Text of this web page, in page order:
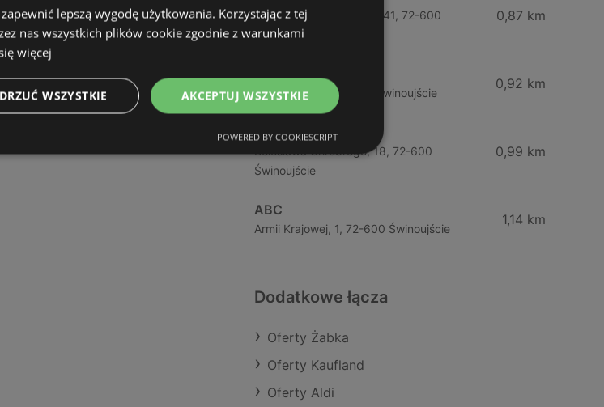
Ul. Bohaterów Września 41, 72-600
Świnoujście
0,87 km
ABC
Barlickiego, 4, 72-600 Świnoujście
0,92 km
ABC
Bolesława Chrobrego, 18, 72-600
Świnoujście
0,99 km
ABC
Armii Krajowej, 1, 72-600 Świnoujście
1,14 km
Dodatkowe łącza
Oferty Żabka
Oferty Kaufland
Oferty Aldi
lepszą wygodę użytkowania. Korzystając z tej
nas wszystkich plików cookie zgodnie z warunkami
więcej
AKCEPTUJ WSZYSTKIE
WSZYSTKIE
POWERED BY COOKIESCRIPT